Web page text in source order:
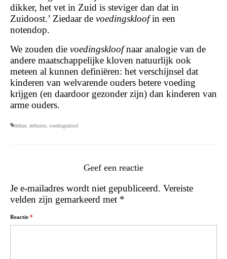
dikker, het vet in Zuid is steviger dan dat in
Zuidoost.’ Ziedaar de voedingskloofin een
notendop.
We zouden die voedingskloofnaar analogie van de
andere maatschappelijke kloven natuurlijk ook
meteen al kunnen definiëren: het verschijnsel dat
kinderen van welvarende ouders betere voeding
krijgen (en daardoor gezonder zijn) dan kinderen van
arme ouders.
define definitie voedingskloof
Geef een reactie
Je e-mailadres wordt niet gepubliceerd. Vereiste
velden zijn gemarkeerd met *
Reactie *